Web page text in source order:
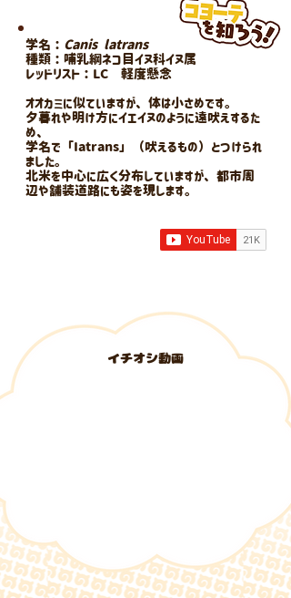
学名： Canis latrans
種類：哺乳綱ネコ目イヌ科イヌ属
レッドリスト：LC 軽度懸念
オオカミに似ていますが、体は小さめです。
夕暮れや明け方にイエイヌのように遠吠えするた
め、
学名で「Iatrans」（吠えるもの）とつけられ
ました。
北米を中心に広く分布していますが、都市周
辺や舗装道路にも姿を現します。
​イチオシ動画